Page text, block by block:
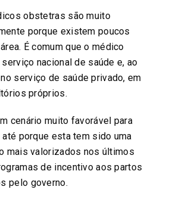
obstetras são muito
porque existem poucos
É comum que o médico
nacional de saúde e, ao
serviço de saúde privado, em
próprios.
cenário muito favorável para
porque esta tem sido uma
mais valorizados nos últimos
de incentivo aos partos
pelo governo.